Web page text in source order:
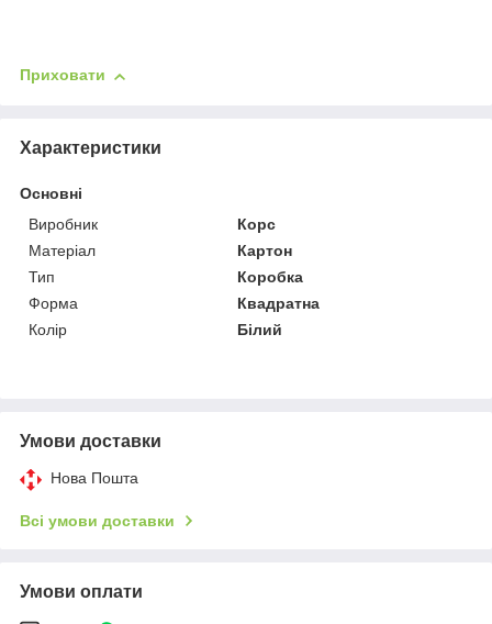
Приховати
Характеристики
Основні
Виробник
Корс
Матеріал
Картон
Тип
Коробка
Форма
Квадратна
Колір
Білий
Умови доставки
Нова Пошта
Всі умови доставки
Умови оплати